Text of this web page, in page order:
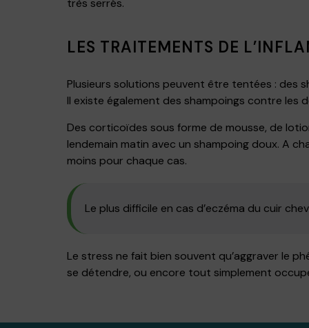
très serrés.
LES TRAITEMENTS DE
Plusieurs solutions peuvent être tentées : des
Il existe également des shampoings contre les
Des corticoïdes sous forme de mousse, de
lendemain matin avec un shampoing doux. A
moins pour chaque cas.
Le plus difficile en cas d’eczéma du cuir
Le stress ne fait bien souvent qu’aggraver le
se détendre, ou encore tout simplement